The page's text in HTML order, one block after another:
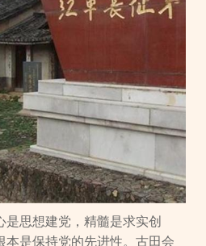
是思想建党，精髓是求实创
本是保持党的先进性。古田会